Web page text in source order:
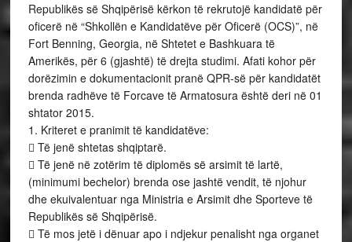
Republikës së Shqipërisë kërkon të rekrutojë kandidatë për
oficerë në “Shkollën e Kandidatëve për Oficerë (OCS)”, në
Fort Benning, Georgia, në Shtetet e Bashkuara të
Amerikës, për 6 (gjashtë) të drejta studimi. Afati kohor për
dorëzimin e dokumentacionit pranë QPR-së për kandidatët
brenda radhëve të Forcave të Armatosura është deri në 01
shtator 2015.
1. Kriteret e pranimit të kandidatëve:
 Të jenë shtetas shqiptarë.
 Të jenë në zotërim të diplomës së arsimit të lartë,
(minimumi bechelor) brenda ose jashtë vendit, të njohur
dhe ekuivalentuar nga Ministria e Arsimit dhe Sporteve të
Republikës së Shqipërisë.
 Të mos jetë i dënuar apo i ndjekur penalisht nga organet